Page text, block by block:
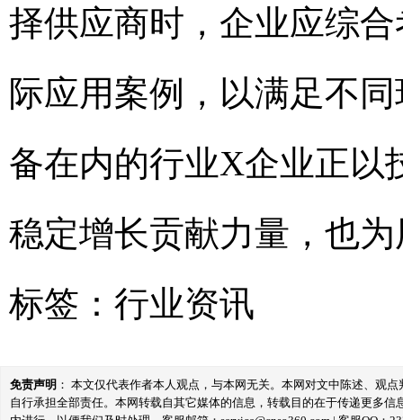
择供应商时，企业应综
际应用案例，以满足不
备在内的行业X企业正以
稳定增长贡献力量，也
标签： 行业资讯
免责声明 ： 本文仅代表作者本人观点，与本网无关。本网对文中陈述、观
自行承担全部责任。本网转载自其它媒体的信息，转载目的在于传递更多